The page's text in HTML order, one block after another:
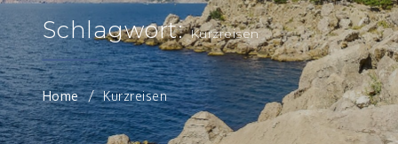
Schlagwort:Kurzreisen
Home Kurzreisen